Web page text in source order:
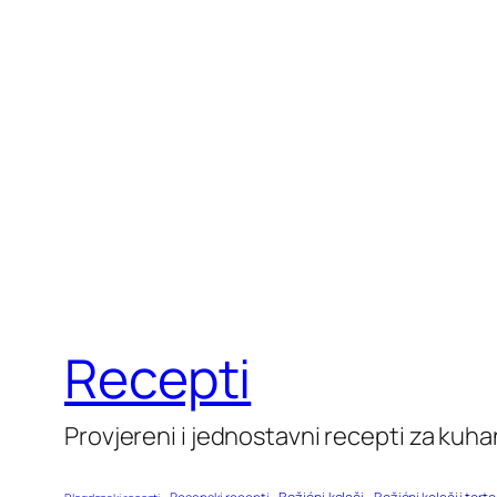
Recepti
Provjereni i jednostavni recepti za